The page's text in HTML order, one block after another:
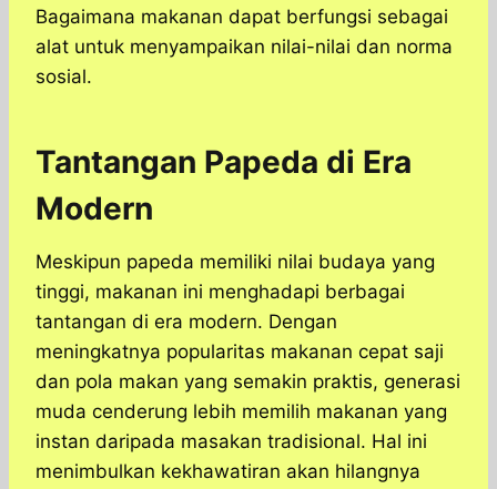
Bagaimana makanan dapat berfungsi sebagai
alat untuk menyampaikan nilai-nilai dan norma
sosial.
Tantangan Papeda di Era
Modern
Meskipun papeda memiliki nilai budaya yang
tinggi, makanan ini menghadapi berbagai
tantangan di era modern. Dengan
meningkatnya popularitas makanan cepat saji
dan pola makan yang semakin praktis, generasi
muda cenderung lebih memilih makanan yang
instan daripada masakan tradisional. Hal ini
menimbulkan kekhawatiran akan hilangnya